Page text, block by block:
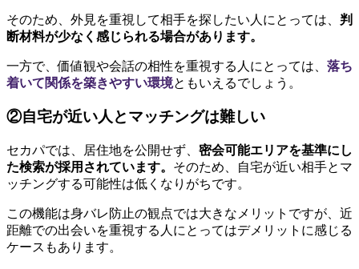
そのため、外見を重視して相手を探したい人にとっては、 判
断材料が少なく感じられる場合があります。
一方で、価値観や会話の相性を重視する人にとっては、 落ち
着いて関係を築きやすい環境ともいえるでしょう。
②自宅が近い人とマッチングは難しい
セカパでは、居住地を公開せず、 密会可能エリアを基準にし
た検索が採用されています。 そのため、自宅が近い相手とマ
ッチングする可能性は低くなりがちです。
この機能は身バレ防止の観点では大きなメリットですが、近
距離での出会いを重視する人にとってはデメリットに感じる
ケースもあります。